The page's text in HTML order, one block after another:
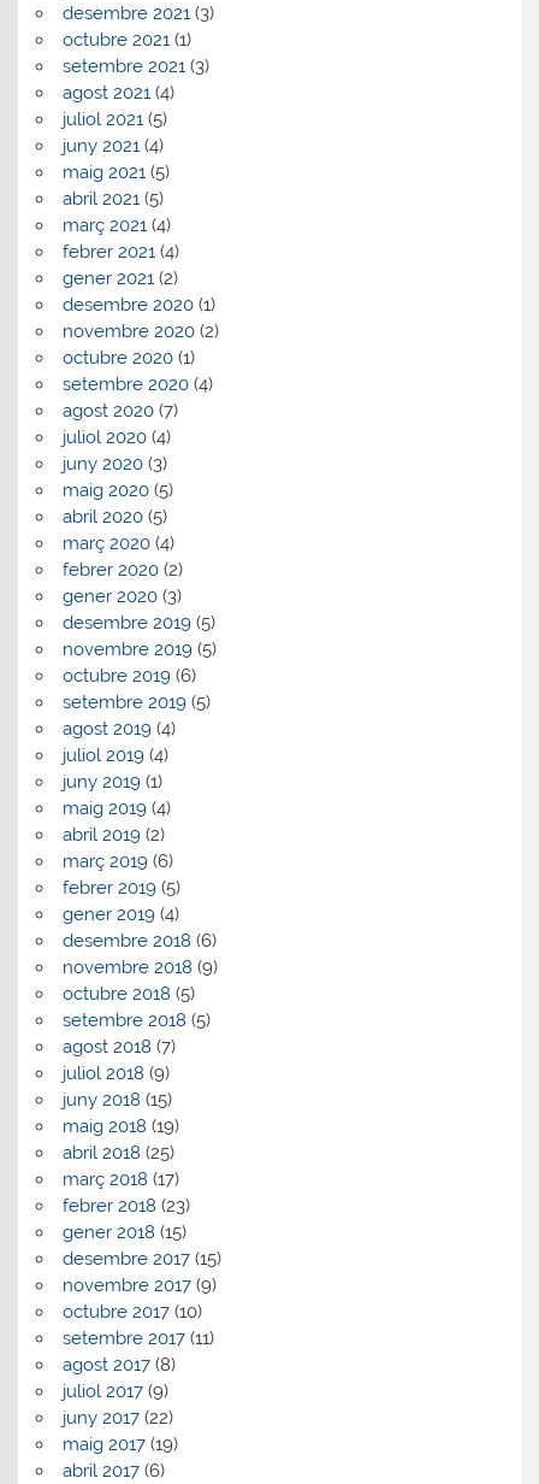
desembre 2021(3)
octubre 2021(1)
setembre 2021(3)
agost 2021(4)
juliol 2021(5)
juny 2021(4)
maig 2021(5)
abril 2021(5)
març 2021(4)
febrer 2021(4)
gener 2021(2)
desembre 2020(1)
novembre 2020(2)
octubre 2020(1)
setembre 2020(4)
agost 2020(7)
juliol 2020(4)
juny 2020(3)
maig 2020(5)
abril 2020(5)
març 2020(4)
febrer 2020(2)
gener 2020(3)
desembre 2019(5)
novembre 2019(5)
octubre 2019(6)
setembre 2019(5)
agost 2019(4)
juliol 2019(4)
juny 2019(1)
maig 2019(4)
abril 2019(2)
març 2019(6)
febrer 2019(5)
gener 2019(4)
desembre 2018 (6)
novembre 2018 (9)
octubre 2018 (5)
setembre 2018 (5)
agost 2018 (7)
juliol 2018 (9)
juny 2018 (15)
maig 2018 (19)
abril 2018 (25)
març 2018 (17)
febrer 2018 (23)
gener 2018 (15)
desembre 2017(15)
novembre 2017(9)
octubre 2017(10)
setembre 2017(11)
agost 2017(8)
juliol 2017(9)
juny 2017(22)
maig 2017(19)
abril 2017(6)